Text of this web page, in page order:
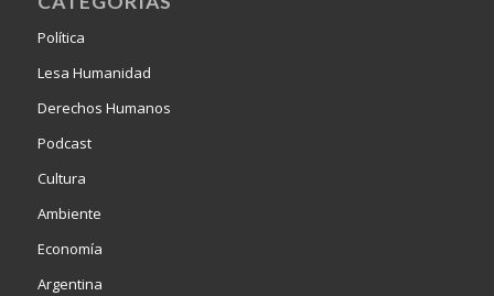
Política
Lesa Humanidad
Derechos Humanos
Podcast
Cultura
Ambiente
Economía
Argentina